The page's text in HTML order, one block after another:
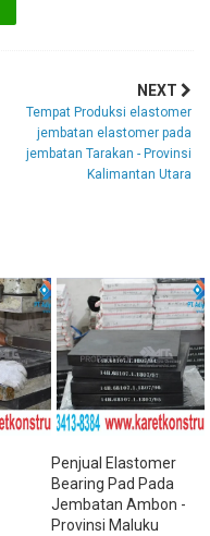
NEXT
Tempat Produksi elastomer
jembatan elastomer pada
jembatan Tarakan - Provinsi
Kalimantan Utara
Penjual Elastomer
Bearing Pad Pada
Jembatan Ambon -
Provinsi Maluku